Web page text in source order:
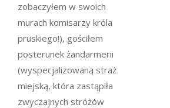
zobaczyłem w swoich
murach komisarzy króla
pruskiego!), gościłem
posterunek żandarmerii
(wyspecjalizowaną straż
miejską, która zastąpiła
zwyczajnych stróżów